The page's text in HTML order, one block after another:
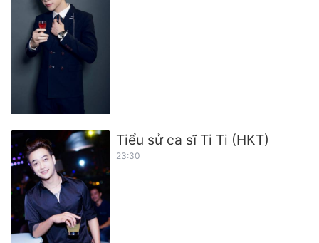
Tiểu sử ca sĩ Ti Ti (HKT)
23:30